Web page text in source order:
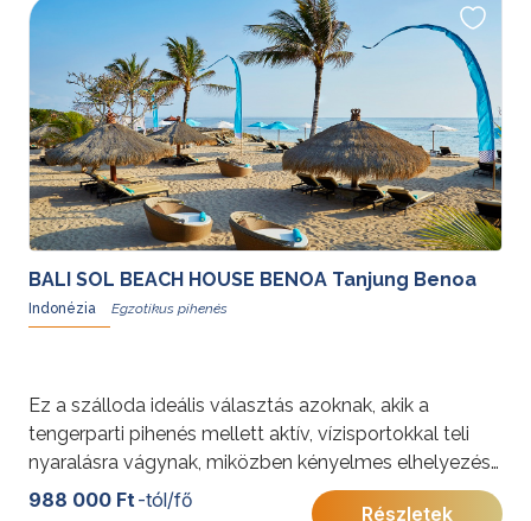
BALI SOL BEACH HOUSE BENOA Tanjung Benoa
Indonézia
Ez a szálloda ideális választás azoknak, akik a
tengerparti pihenés mellett aktív, vízisportokkal teli
nyaralásra vágynak, miközben kényelmes elhelyezést
keresnek tanjung benoa pezsgő üdülőhelyén.
988 000 Ft -tól/fő
Részletek